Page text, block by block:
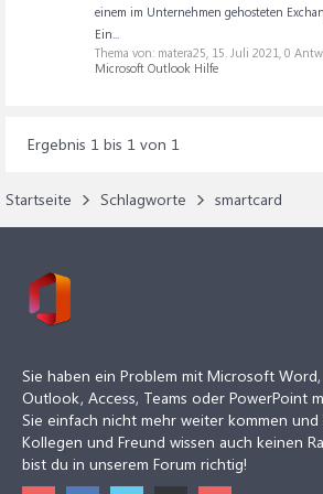
einem im Unternehmen gehosteten
Ein...
Thema von: matera25, 15. Juli 2021, 0
Microsoft Outlook Hilfe
Ergebnis 1 bis 1 von 1
Startseite Schlagworte smartcard
Sie haben ein Problem mit Microsoft Word,
Outlook, Access, Teams oder PowerPoint
Sie einfach nicht mehr weiter kommen und
Kollegen und Freund wissen auch keinen
bist du in unserem Forum richtig!